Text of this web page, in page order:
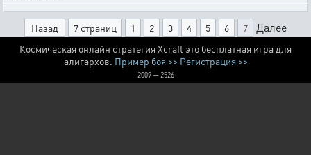
Назад 7 страниц 1 2 3 4 5 6 7 Далее
Космическая онлайн стратегия Xcraft это бесплатная игра для
алигархов. Пример боя >> Регистрация >>
2009 — 2526